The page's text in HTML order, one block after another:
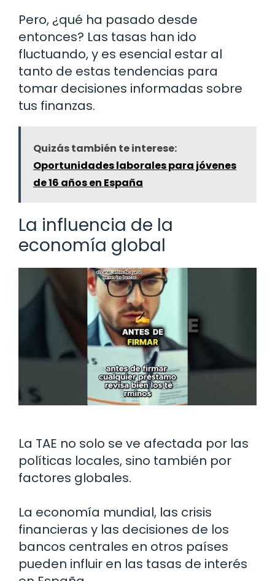
Pero, ¿qué ha pasado desde
entonces? Las tasas han ido
fluctuando, y es esencial estar al
tanto de estas tendencias para
tomar decisiones informadas sobre
tus finanzas.
Quizás también te interese:
Oportunidades laborales para jóvenes
de 16 años en España
La influencia de la
economía global
La TAE no solo se ve afectada por las
políticas locales, sino también por
factores globales.
La economía mundial, las crisis
financieras y las decisiones de los
bancos centrales en otros países
pueden influir en las tasas de interés